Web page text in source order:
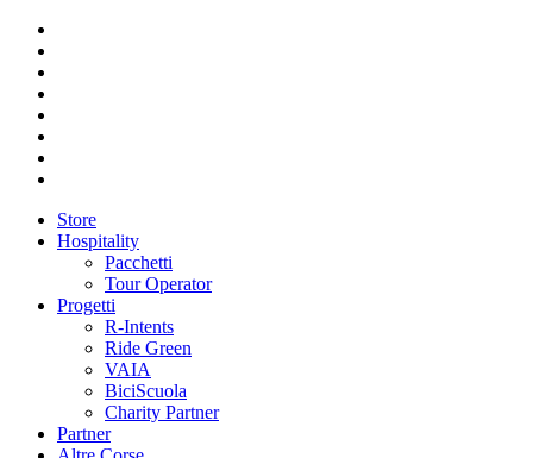
Store
Hospitality
Pacchetti
Tour Operator
Progetti
R-Intents
Ride Green
VAIA
BiciScuola
Charity Partner
Partner